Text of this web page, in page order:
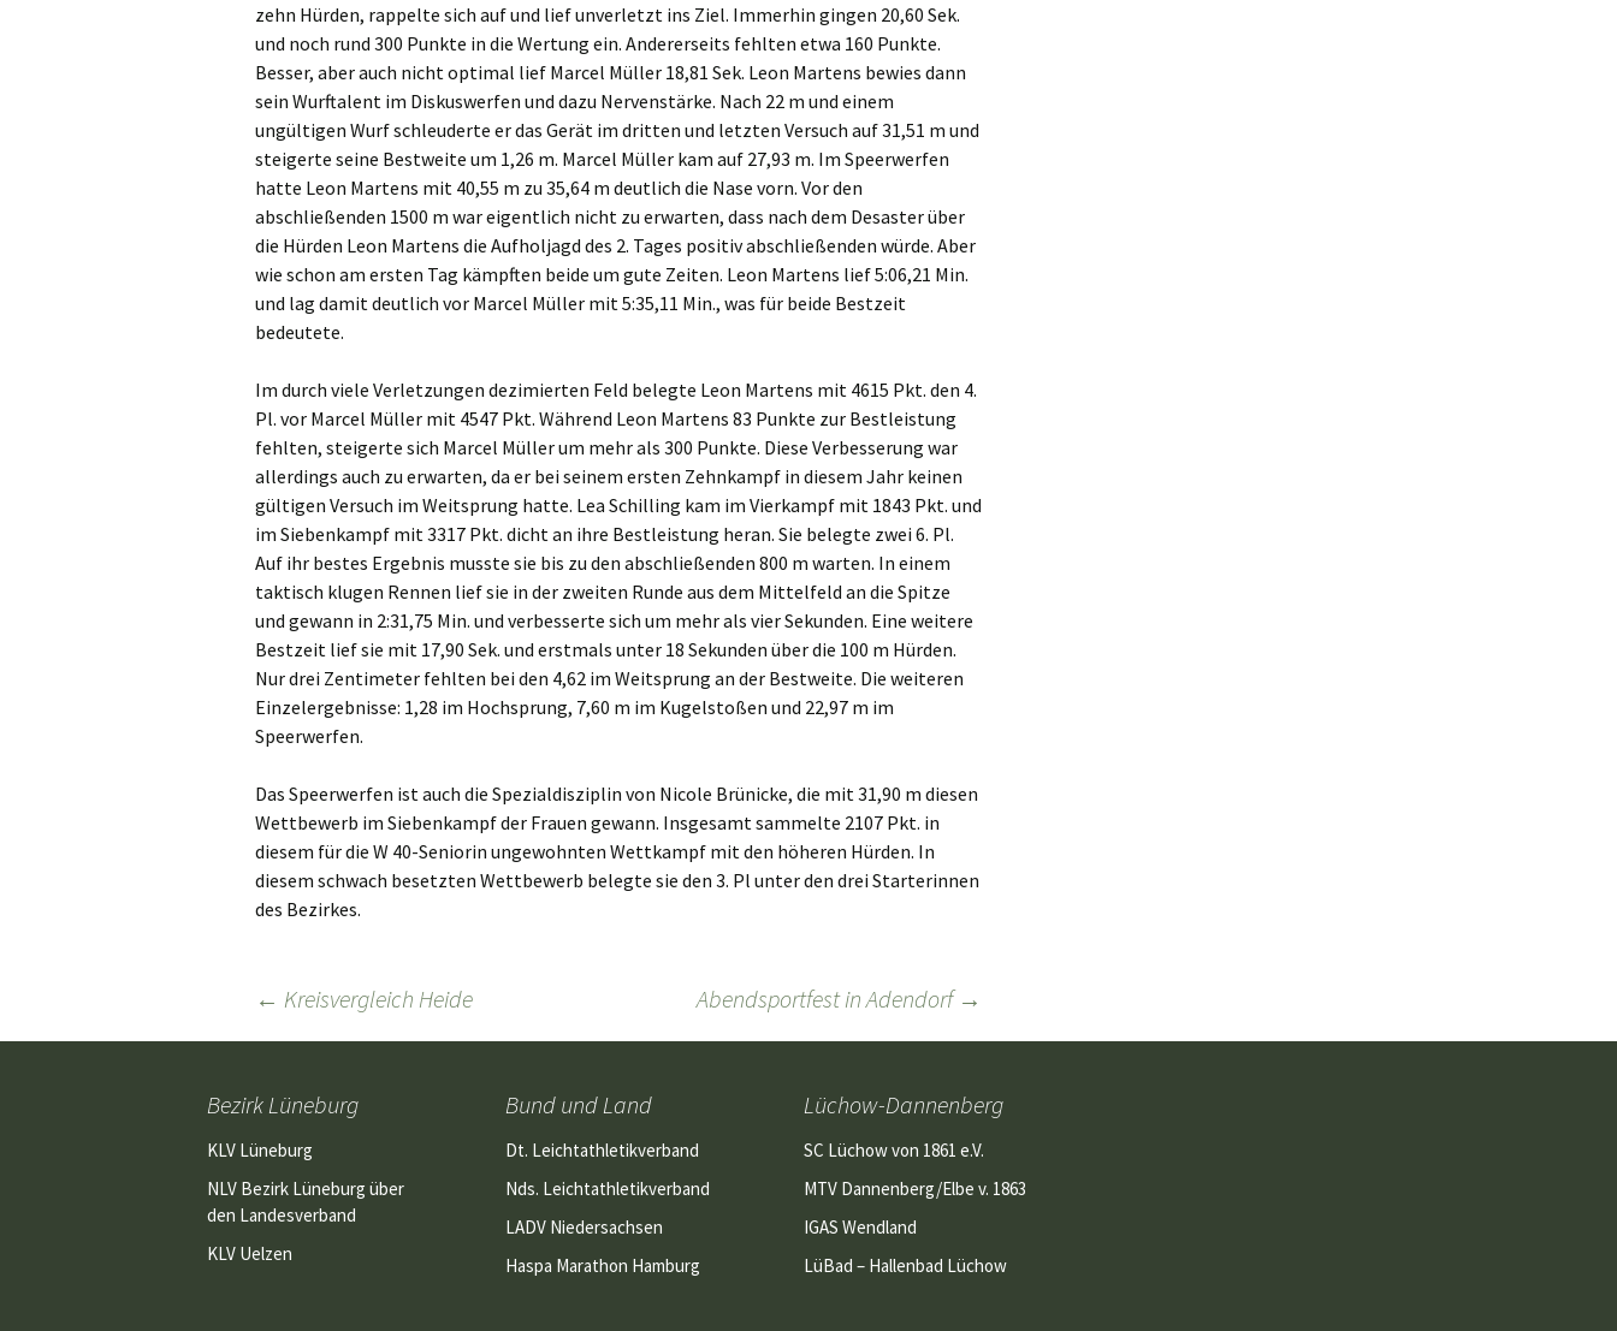
zehn Hürden, rappelte sich auf und lief unverletzt ins Ziel. Immerhin gingen 20,60 Sek.
und noch rund 300 Punkte in die Wertung ein. Andererseits fehlten etwa 160 Punkte.
Besser, aber auch nicht optimal lief Marcel Müller 18,81 Sek. Leon Martens bewies dann
sein Wurftalent im Diskuswerfen und dazu Nervenstärke. Nach 22 m und einem
ungültigen Wurf schleuderte er das Gerät im dritten und letzten Versuch auf 31,51 m und
steigerte seine Bestweite um 1,26 m. Marcel Müller kam auf 27,93 m. Im Speerwerfen
hatte Leon Martens mit 40,55 m zu 35,64 m deutlich die Nase vorn. Vor den
abschließenden 1500 m war eigentlich nicht zu erwarten, dass nach dem Desaster über
die Hürden Leon Martens die Aufholjagd des 2. Tages positiv abschließenden würde. Aber
wie schon am ersten Tag kämpften beide um gute Zeiten. Leon Martens lief 5:06,21 Min.
und lag damit deutlich vor Marcel Müller mit 5:35,11 Min., was für beide Bestzeit
bedeutete.
Im durch viele Verletzungen dezimierten Feld belegte Leon Martens mit 4615 Pkt. den 4.
Pl. vor Marcel Müller mit 4547 Pkt. Während Leon Martens 83 Punkte zur Bestleistung
fehlten, steigerte sich Marcel Müller um mehr als 300 Punkte. Diese Verbesserung war
allerdings auch zu erwarten, da er bei seinem ersten Zehnkampf in diesem Jahr keinen
gültigen Versuch im Weitsprung hatte. Lea Schilling kam im Vierkampf mit 1843 Pkt. und
im Siebenkampf mit 3317 Pkt. dicht an ihre Bestleistung heran. Sie belegte zwei 6. Pl.
Auf ihr bestes Ergebnis musste sie bis zu den abschließenden 800 m warten. In einem
taktisch klugen Rennen lief sie in der zweiten Runde aus dem Mittelfeld an die Spitze
und gewann in 2:31,75 Min. und verbesserte sich um mehr als vier Sekunden. Eine weitere
Bestzeit lief sie mit 17,90 Sek. und erstmals unter 18 Sekunden über die 100 m Hürden.
Nur drei Zentimeter fehlten bei den 4,62 im Weitsprung an der Bestweite. Die weiteren
Einzelergebnisse: 1,28 im Hochsprung, 7,60 m im Kugelstoßen und 22,97 m im
Speerwerfen.
Das Speerwerfen ist auch die Spezialdisziplin von Nicole Brünicke, die mit 31,90 m diesen
Wettbewerb im Siebenkampf der Frauen gewann. Insgesamt sammelte 2107 Pkt. in
diesem für die W 40-Seniorin ungewohnten Wettkampf mit den höheren Hürden. In
diesem schwach besetzten Wettbewerb belegte sie den 3. Pl unter den drei Starterinnen
des Bezirkes.
Beitragsnavigation
← Kreisvergleich Heide Abendsportfest in Adendorf →
Bezirk Lüneburg
KLV Lüneburg
NLV Bezirk Lüneburg über
den Landesverband
KLV Uelzen
Bund und Land
Dt. Leichtathletikverband
Nds. Leichtathletikverband
LADV Niedersachsen
Haspa Marathon Hamburg
Lüchow-Dannenberg
SC Lüchow von 1861 e.V.
MTV Dannenberg/Elbe v. 1863
IGAS Wendland
LüBad – Hallenbad Lüchow